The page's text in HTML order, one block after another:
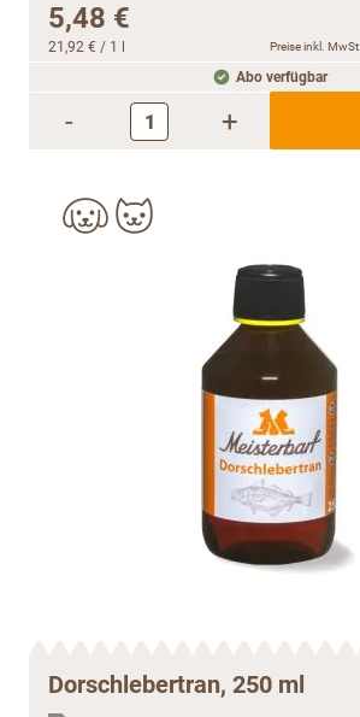
5,48 €
21,92 € / 1 l Preise inkl.
Abo verfügbar
- +
Dorschlebertran, 250 ml